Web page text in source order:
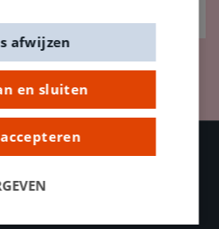
en sluiten
afwijzen